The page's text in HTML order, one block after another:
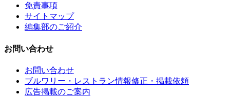
免責事項
サイトマップ
編集部のご紹介
お問い合わせ
お問い合わせ
ブルワリー・レストラン情報修正・掲載依頼
広告掲載のご案内